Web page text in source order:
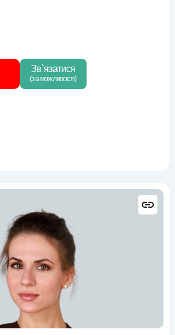
Зв`язатися
(за можливості)